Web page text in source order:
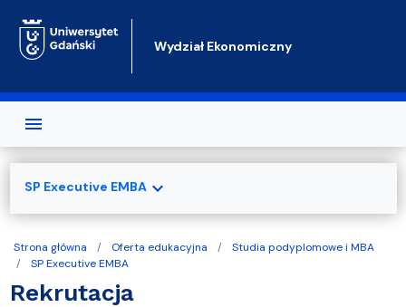
Wydział Ekonomiczny
Strona główna Oferta edukacyjna
Studia podyplomowe i MBA
SP Executive EMBA
Rekrutacja
SP Executive EMBAexpand_more